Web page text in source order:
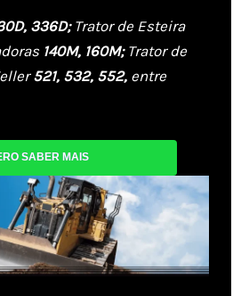
336D;Trator de Esteira
140M, 160M;Trator de
521, 532, 552,entre
SABER MAIS